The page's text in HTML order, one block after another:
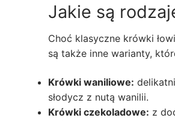
Jakie są
Choć klasyczne krówki
są także inne warianty,
Krówki waniliowe:
słodycz z nutą wanilii.
Krówki czekoladowe: z